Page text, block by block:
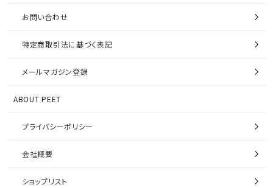
お問い合わせ
特定商取引法に基づく表記
メールマガジン登録
ABOUT PEET
プライバシーポリシー
会社概要
ショップリスト